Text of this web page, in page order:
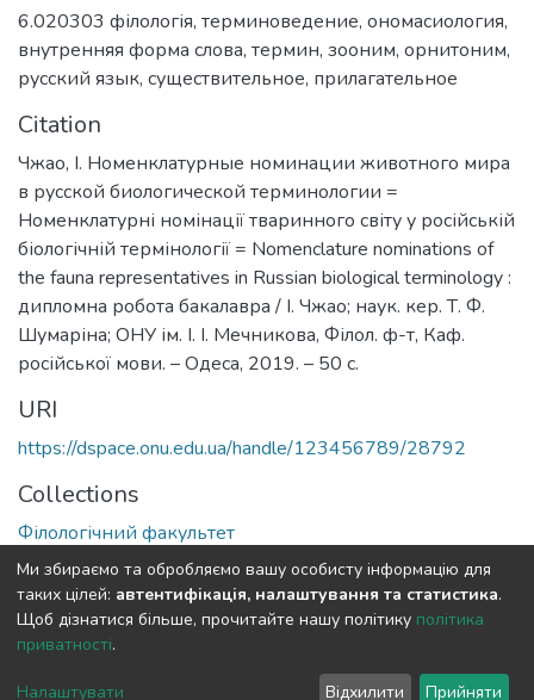
6.020303 філологія, терминоведение, ономасиология,
внутренняя форма слова, термин, зооним, орнитоним,
русский язык, существительное, прилагательное
Citation
Чжао, І. Номенклатурные номинации животного мира
в русской биологической терминологии =
Номенклатурні номінації тваринного світу у російській
біологічній термінології = Nomenclature nominations of
the fauna representatives in Russian biological terminology :
дипломна робота бакалавра / І. Чжао; наук. кер. Т. Ф.
Шумаріна; ОНУ ім. І. І. Мечникова, Філол. ф-т, Каф.
російської мови. – Одеса, 2019. – 50 с.
URI
https://dspace.onu.edu.ua/handle/123456789/28792
Collections
Філологічний факультет
Full item page
Cookie End User Send
Ми збираємо та обробляємо вашу особисту інформацію для
таких цілей: автентифікація, налаштування та статистика.
Щоб дізнатися більше, прочитайте нашу політику політика
приватності.
Налаштувати Відхилити Прийняти